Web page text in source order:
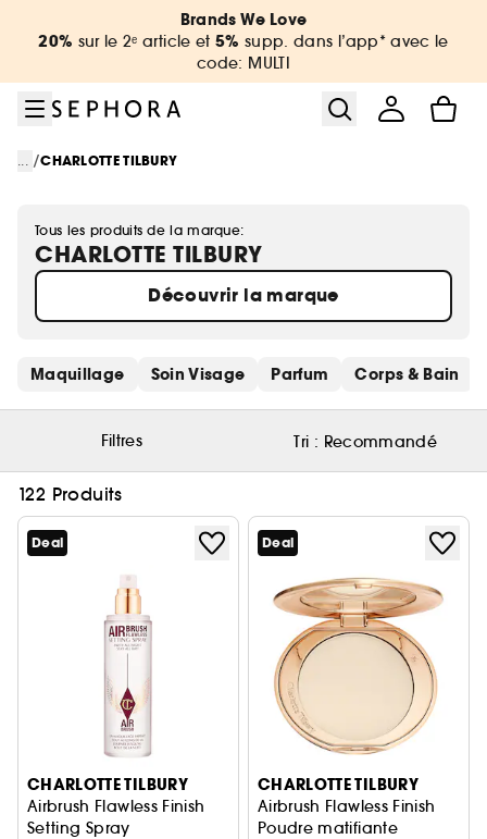
Aller au contenu principal
Aller au pied de pageBrands We Love
20% sur le 2ᵉ article et 5% supp. dans l’app* avec le
code: MULTI
... /CHARLOTTE TILBURY
Tous les produits de la marque:
CHARLOTTE TILBURY
Découvrir la marque
Ignorer les liens rapides
Maquillage Soin Visage Parfum Corps & Bain
Filtres Tri : Recommandé
122 Produits
Deal
CHARLOTTE TILBURY
Airbrush Flawless Finish
Setting Spray
Deal
CHARLOTTE TILBURY
Airbrush Flawless Finish
Poudre matifiante